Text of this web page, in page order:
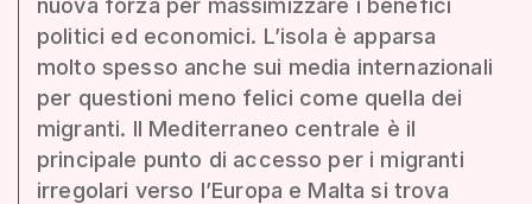
nuova forza per massimizzare i benefici
politici ed economici. L’isola è apparsa
molto spesso anche sui media internazionali
per questioni meno felici come quella dei
migranti. Il Mediterraneo centrale è il
principale punto di accesso per i migranti
irregolari verso l’Europa e Malta si trova